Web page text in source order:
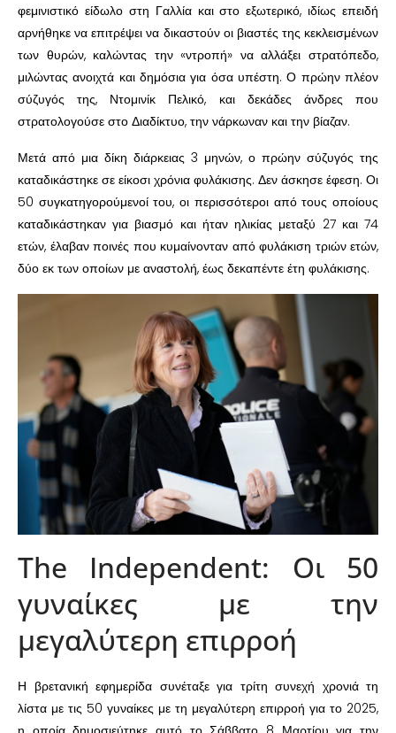
φεμινιστικό είδωλο στη Γαλλία και στο εξωτερικό, ιδίως επειδή
αρνήθηκε να επιτρέψει να δικαστούν οι βιαστές της κεκλεισμένων
των θυρών, καλώντας την «ντροπή» να αλλάξει στρατόπεδο,
μιλώντας ανοιχτά και δημόσια για όσα υπέστη. Ο πρώην πλέον
σύζυγός της, Ντομινίκ Πελικό, και δεκάδες άνδρες που
στρατολογούσε στο Διαδίκτυο, την νάρκωναν και την βίαζαν.
Μετά από μια δίκη διάρκειας 3 μηνών, ο πρώην σύζυγός της
καταδικάστηκε σε είκοσι χρόνια φυλάκισης. Δεν άσκησε έφεση. Οι
50 συγκατηγορούμενοί του, οι περισσότεροι από τους οποίους
καταδικάστηκαν για βιασμό και ήταν ηλικίας μεταξύ 27 και 74
ετών, έλαβαν ποινές που κυμαίνονταν από φυλάκιση τριών ετών,
δύο εκ των οποίων με αναστολή, έως δεκαπέντε έτη φυλάκισης.
The Independent: Οι 50
γυναίκες με την
μεγαλύτερη επιρροή
Η βρετανική εφημερίδα συνέταξε για τρίτη συνεχή χρονιά τη
λίστα με τις 50 γυναίκες με τη μεγαλύτερη επιρροή για το 2025,